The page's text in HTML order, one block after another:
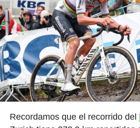
Recordamos que el recorrido del